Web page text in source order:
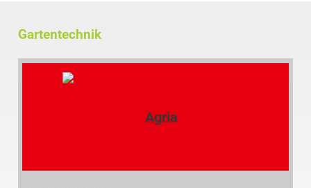
Gartentechnik